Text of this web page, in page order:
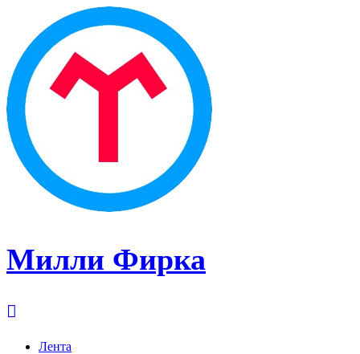
Милли Фирка
Лента